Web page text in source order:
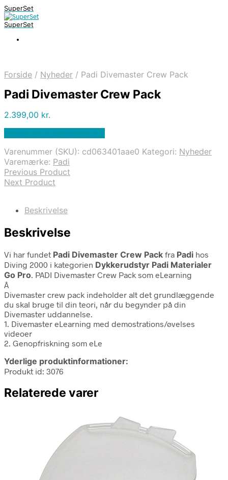
SuperSet
SuperSet
Forside / Nyheder / Padi Divemaster Crew Pack
Padi Divemaster Crew Pack
2.399,00 kr.
Varenummer (SKU): cd063401aae0 Kategori: Nyheder
Varemærke: Padi
Previous Product
Next Product
Beskrivelse
Beskrivelse
Vi har fundet Padi Divemaster Crew Pack fra Padi hos
Diving 2000 i kategorien Dykkerudstyr Padi Materialer
Go Pro. PADI Divemaster Crew Pack som eLearning
Â
Divemaster crew pack indeholder alt det grundlæggende
du skal bruge til din teori, når du begynder på din
Divemaster uddannelse.
1. Divemaster eLearning med demostrations/øvelses
videoer
2. Genopfriskning som eLe
Yderlige produktinformationer:
Produkt id: 3076
Relaterede varer